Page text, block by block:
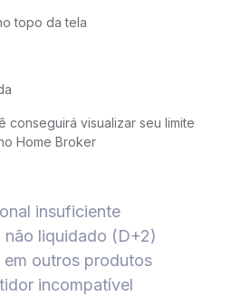
topo da tela
conseguirá visualizar seu limite
Home Broker
insuficiente
não liquidado (D+2)
outros produtos
incompatível